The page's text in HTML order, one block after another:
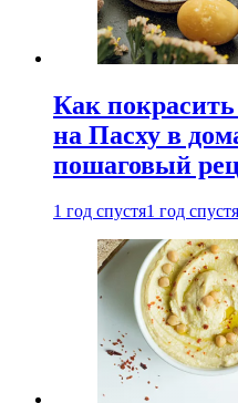
Как
на Пасху в
пошаговый
1 год спустя1 год спустя